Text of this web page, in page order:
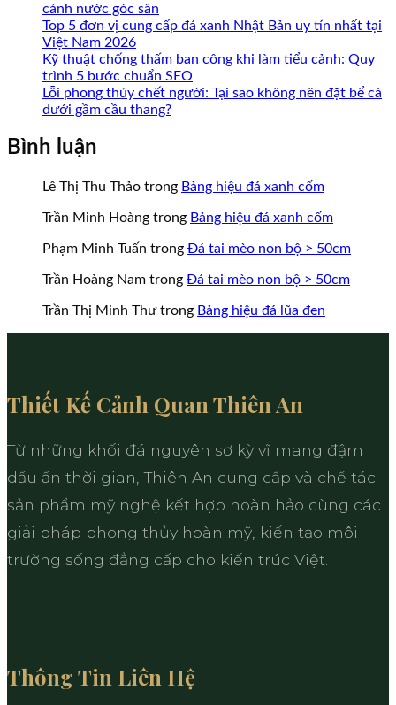
cảnh nước góc sân
Top 5 đơn vị cung cấp đá xanh Nhật Bản uy tín nhất tại
Việt Nam 2026
Kỹ thuật chống thấm ban công khi làm tiểu cảnh: Quy
trình 5 bước chuẩn SEO
Lỗi phong thủy chết người: Tại sao không nên đặt bể cá
dưới gầm cầu thang?
Bình luận
Lê Thị Thu Thảo trong Bảng hiệu đá xanh cốm
Trần Minh Hoàng trong Bảng hiệu đá xanh cốm
Phạm Minh Tuấn trong Đá tai mèo non bộ > 50cm
Trần Hoàng Nam trong Đá tai mèo non bộ > 50cm
Trần Thị Minh Thưtrong Bảng hiệu đá lũa đen
Thiết Kế Cảnh Quan Thiên An
Từ những khối đá nguyên sơ kỳ vĩ mang đậm
dấu ấn thời gian, Thiên An cung cấp và chế tác
sản phẩm mỹ nghệ kết hợp hoàn hảo cùng các
giải pháp phong thủy hoàn mỹ, kiến tạo môi
trường sống đẳng cấp cho kiến trúc Việt.
Thông Tin Liên Hệ